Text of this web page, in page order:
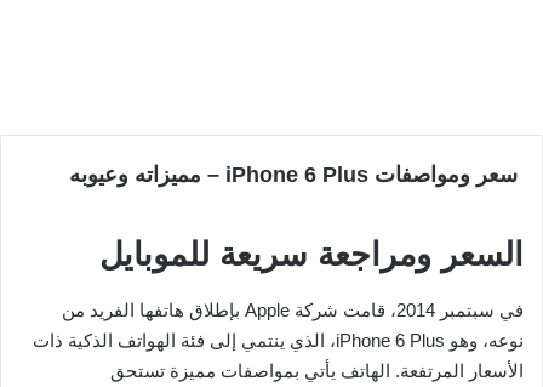
سعر ومواصفات iPhone 6 Plus – مميزاته وعيوبه
السعر ومراجعة سريعة للموبايل
في سبتمبر 2014، قامت شركة Apple بإطلاق هاتفها الفريد من
نوعه، وهو iPhone 6 Plus، الذي ينتمي إلى فئة الهواتف الذكية ذات
الأسعار المرتفعة. الهاتف يأتي بمواصفات مميزة تستحق